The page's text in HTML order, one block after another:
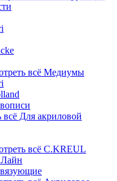
всё Медиумы
всё Для акриловой
всё C.KREUL